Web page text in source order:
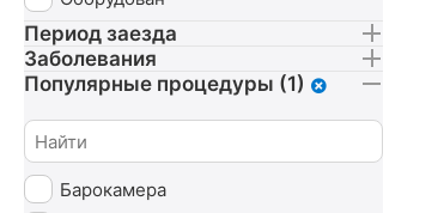
Период заезда
Заболевания
Популярные процедуры (1)
Барокамера